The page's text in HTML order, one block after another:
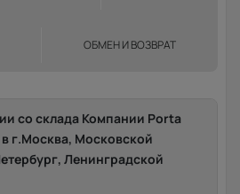
ОБМЕН И ВОЗВРАТ
со склада Компании Porta
г.Москва, Московской
Ленинградской